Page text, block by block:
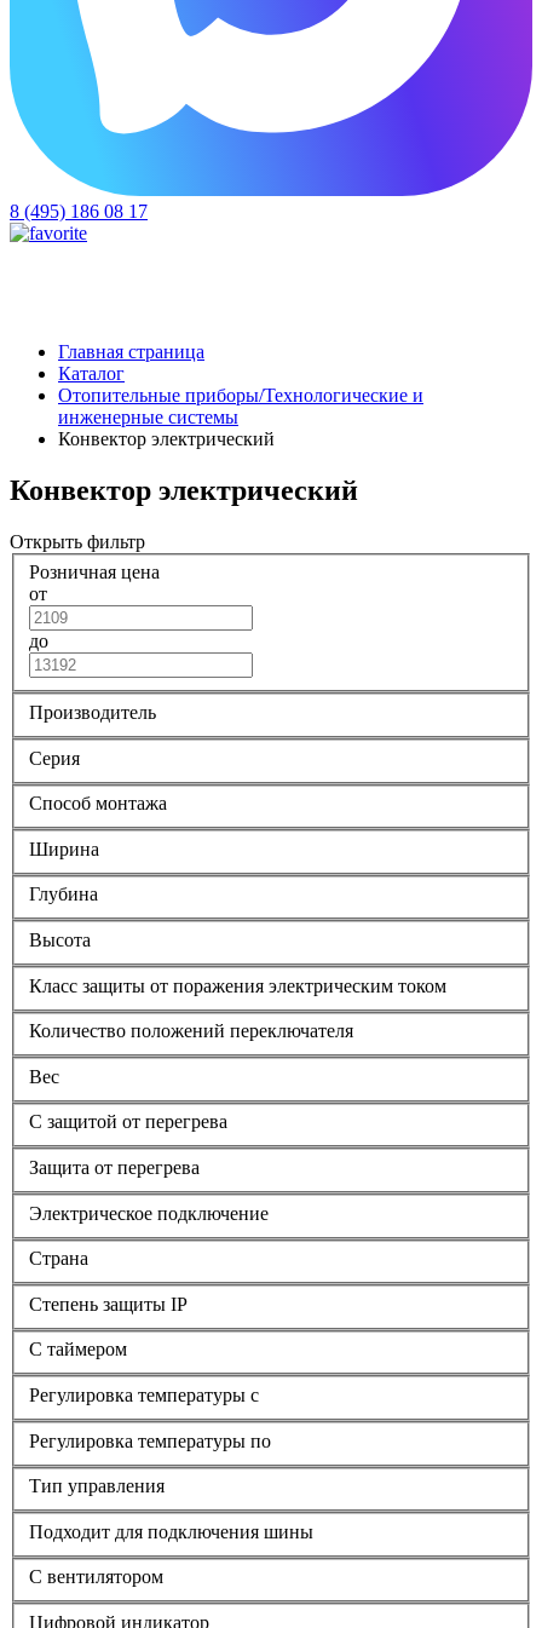
8 (495) 186 08 17
Главная страница
Каталог
Отопительные приборы/Технологические и
инженерные системы
Конвектор электрический
Конвектор электрический
Открыть фильтр
Розничная цена
от
до
Производитель
Серия
Способ монтажа
Ширина
Глубина
Высота
Класс защиты от поражения электрическим током
Количество положений переключателя
Вес
С защитой от перегрева
Защита от перегрева
Электрическое подключение
Страна
Степень защиты IP
С таймером
Регулировка температуры с
Регулировка температуры по
Тип управления
Подходит для подключения шины
С вентилятором
Цифровой индикатор